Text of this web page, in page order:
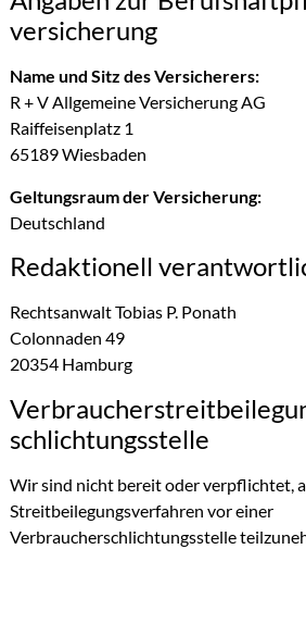
versicherung
Name und Sitz des Versicherers:
R + V Allgemeine Versicherung AG
Raiffeisenplatz 1
65189 Wiesbaden
Geltungsraum der Versicherung:
Deutschland
Redaktionell
Rechtsanwalt Tobias P. Ponath
Colonnaden 49
20354 Hamburg
schlichtungs­stelle
Wir sind nicht bereit oder verpflichtet,
Streitbeilegungsverfahren vor einer
Verbraucherschlichtungsstelle